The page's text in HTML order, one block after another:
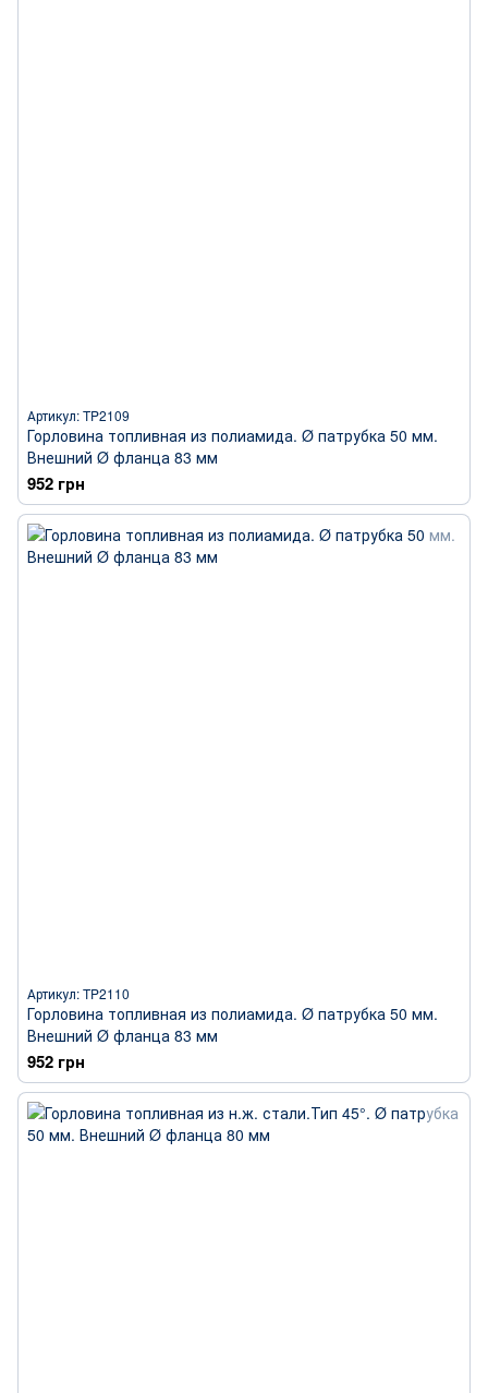
Артикул: TP2109
Горловина топливная из полиамида. Ø патрубка 50 мм.
Внешний Ø фланца 83 мм
952 грн
Артикул: TP2110
Горловина топливная из полиамида. Ø патрубка 50 мм.
Внешний Ø фланца 83 мм
952 грн